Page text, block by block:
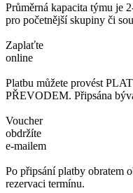
Průměrná kapacita týmu je
pro početnější skupiny či
Zaplaťte
online
Platbu můžete provést
PŘEVODEM. Připsána
Voucher
obdržíte
e-mailem
Po připsání platby obratem
rezervaci termínu.